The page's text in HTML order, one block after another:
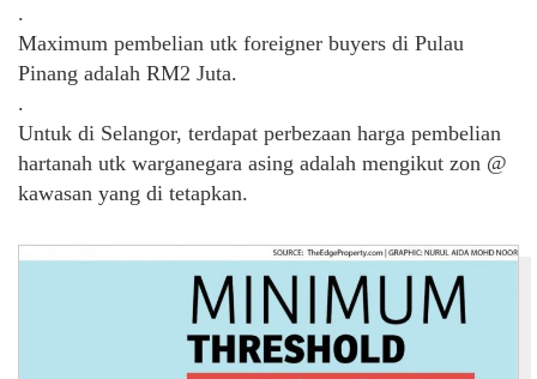
.
Maximum pembelian utk foreigner buyers di Pulau
Pinang adalah RM2 Juta.
.
Untuk di Selangor, terdapat perbezaan harga pembelian
hartanah utk warganegara asing adalah mengikut zon @
kawasan yang di tetapkan.